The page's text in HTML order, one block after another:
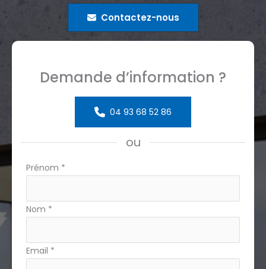
Contactez-nous
Demande d’information ?
04 93 68 52 86
ou
Formulaire
avec
téléphone
Prénom *
Nom *
Email *